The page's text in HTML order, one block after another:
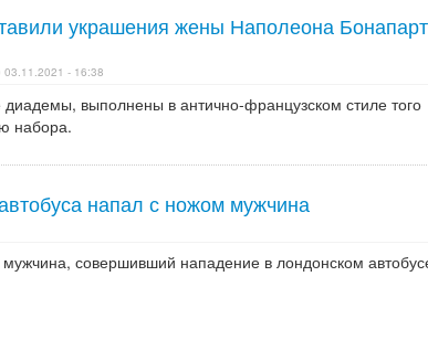
украшения жены Наполеона
03.11.2021 - 16:38
выполнены в антично-французском стиле того
набора.
напал с ножом мужчина
совершивший нападение в лондонском